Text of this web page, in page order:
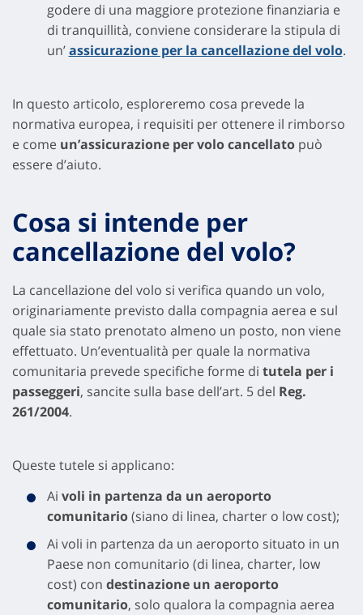
godere di una maggiore protezione finanziaria e
di tranquillità, conviene considerare la stipula di
un’assicurazione per la cancellazione del volo.
In questo articolo, esploreremo cosa prevede la
normativa europea, i requisiti per ottenere il rimborso
e come un’assicurazione per volo cancellato può
essere d’aiuto.
Cosa si intende per
cancellazione del volo?
La cancellazione del volo si verifica quando un volo,
originariamente previsto dalla compagnia aerea e sul
quale sia stato prenotato almeno un posto, non viene
effettuato. Un’eventualità per quale la normativa
comunitaria prevede specifiche forme di tutela per i
passeggeri, sancite sulla base dell’art. 5 del Reg.
261/2004.
Queste tutele si applicano:
Ai voli in partenza da un aeroporto
comunitario(siano di linea, charter o low cost);
Ai voli in partenza da un aeroporto situato in un
Paese non comunitario (di linea, charter, low
cost) con destinazione un aeroporto
comunitario, solo qualora la compagnia aerea